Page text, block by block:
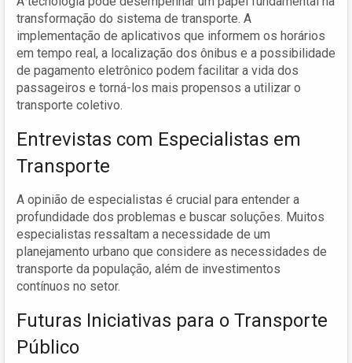
transformação do sistema de transporte. A
implementação de aplicativos que informem os horários
em tempo real, a localização dos ônibus e a possibilidade
de pagamento eletrônico podem facilitar a vida dos
passageiros e torná-los mais propensos a utilizar o
transporte coletivo.
Entrevistas com Especialistas em
Transporte
A opinião de especialistas é crucial para entender a
profundidade dos problemas e buscar soluções. Muitos
especialistas ressaltam a necessidade de um
planejamento urbano que considere as necessidades de
transporte da população, além de investimentos
contínuos no setor.
Futuras Iniciativas para o Transporte
Público